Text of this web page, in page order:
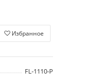
Избранное
FL-1110-P